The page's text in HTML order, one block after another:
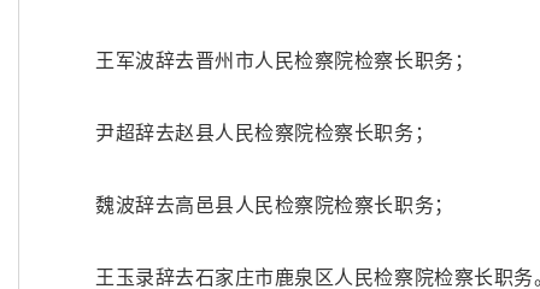
王军波辞去晋州市人民检察院检察长职务；
尹超辞去赵县人民检察院检察长职务；
魏波辞去高邑县人民检察院检察长职务；
王玉录辞去石家庄市鹿泉区人民检察院检察长职务